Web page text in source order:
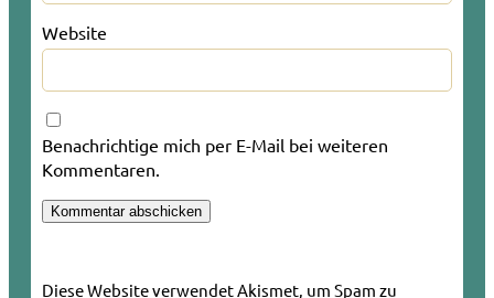
Website
Benachrichtige mich per E-Mail bei weiteren
Kommentaren.
Diese Website verwendet Akismet, um Spam zu